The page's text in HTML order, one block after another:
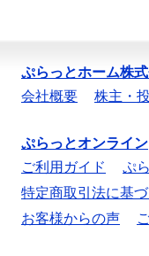
ぷらっとホーム株
会社概要
株主・
ぷらっとオンライン
ご利用ガイド
ぷ
特定商取引法に基
お客様からの声